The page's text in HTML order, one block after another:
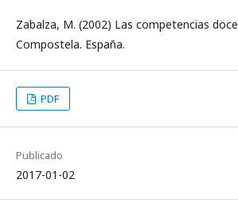
Zabalza, M. (2002) Las competencias
Compostela. España.
PDF
Publicado
2017-01-02